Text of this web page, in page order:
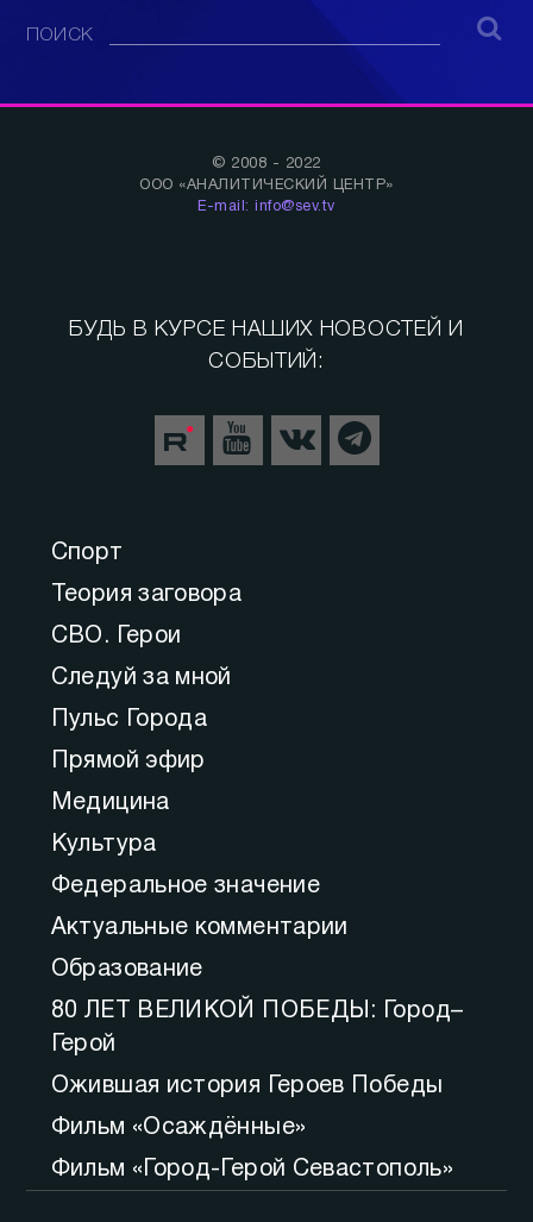
ПОИСК
© 2008 - 2022
ООО «АНАЛИТИЧЕСКИЙ ЦЕНТР»
E-mail: info@sev.tv
Спорт
Теория заговора
СВО. Герои
Следуй за мной
Пульс Города
Прямой эфир
Медицина
Культура
Федеральное значение
Актуальные комментарии
Образование
80 ЛЕТ ВЕЛИКОЙ ПОБЕДЫ: Город–
Герой
Ожившая история Героев Победы
Фильм «Осаждённые»
Фильм «Город-Герой Севастополь»
БУДЬ В КУРСЕ НАШИХ НОВОСТЕЙ И
СОБЫТИЙ: